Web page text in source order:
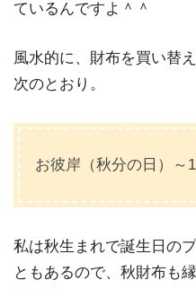
ているんですよ＾＾
風水的に、財布を買い替
次のとおり。
お彼岸（秋分の日）～
私は秋生まれで誕生日の
ともあるので、秋財布も